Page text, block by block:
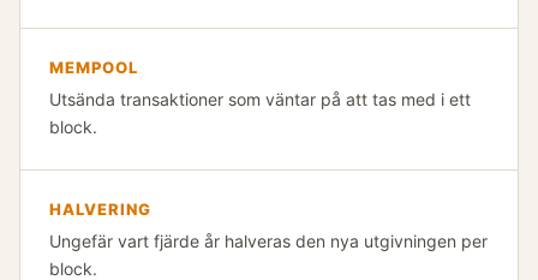
MEMPOOL
Utsända transaktioner som väntar på att tas med i ett
block.
HALVERING
Ungefär vart fjärde år halveras den nya utgivningen per
block.